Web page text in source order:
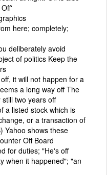
here; completely;
deliberately avoid
of politics Keep the
it will not happen for a
a long way off The
two years off
a listed stock which is
or a transaction of
Yahoo shows these
Off Board
for duties; "He's off
when it happened"; "an